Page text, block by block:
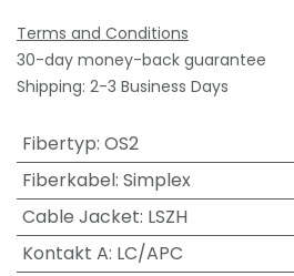
Terms and Conditions
30-day money-back guarantee
Shipping: 2-3 Business Days
Fibertyp: OS2
Fiberkabel: Simplex
Cable Jacket: LSZH
Kontakt A: LC/APC